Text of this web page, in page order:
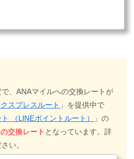
、ANAマイルへの交換レートが
スプレスルート 」を提供中で
（LINEポイントルート）
」の
交換レート となっています。詳
い。